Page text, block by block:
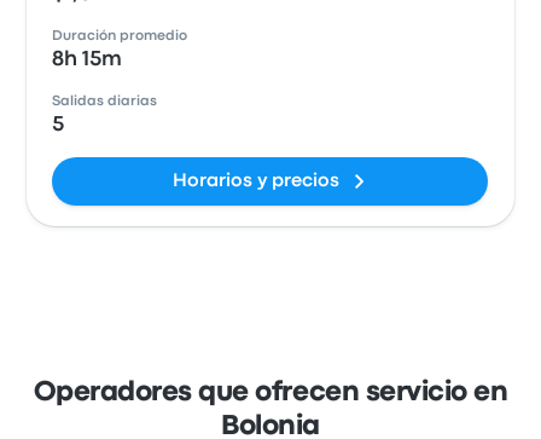
Duración promedio
8h 15m
Salidas diarias
5
Horarios y precios
Operadores que ofrecen servicio en
Bolonia